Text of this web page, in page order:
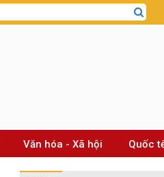
Văn hóa - Xã hội Quốc